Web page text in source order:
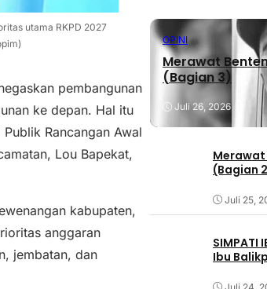
utama RKPD 2027
pembangunan
ke depan. Hal itu
Rancangan Awal
Lou Bapekat,
kabupaten,
anggaran
jembatan, dan
OPINI
Merawat
(Bagian 3)
Juli 26, 2026
Merawat
(Bagian
Juli 25,
SIMPATI
Ibu